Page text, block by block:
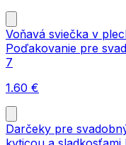
Voňavá sviečka v
Poďakovanie pre
7
1.60 €
Darčeky pre